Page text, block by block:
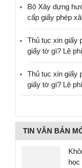
Bộ Xây dựng
cấp giấy phép
Thủ tục xin giấy
giấy tờ gì? Lệ
Thủ tục xin giấy
giấy tờ gì? Lệ
TIN VĂN BẢN
học